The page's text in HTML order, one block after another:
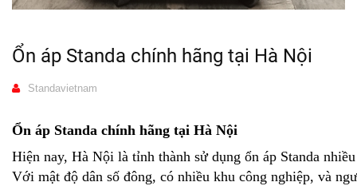
Ổn áp Standa chính hãng tại Hà Nội
Standavietnam
Ổn áp Standa chính hãng tại Hà Nội
Hiện nay, Hà Nội là tỉnh thành sử dụng ổn áp Standa
Với mật độ dân số đông, có nhiều khu công nghiệp, và